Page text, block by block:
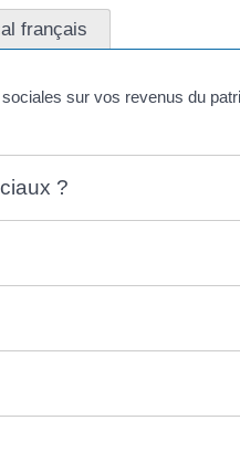
français
sur vos revenus du
?